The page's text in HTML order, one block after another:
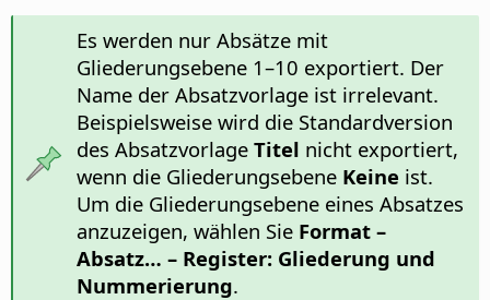
Es werden nur Absätze mit
Gliederungsebene 1–10 exportiert. Der
Name der Absatzvorlage ist irrelevant.
Beispielsweise wird die Standardversion
des Absatzvorlage Titel nicht exportiert,
wenn die Gliederungsebene Keine ist.
Um die Gliederungsebene eines Absatzes
anzuzeigen, wählen Sie Format –
Absatz… – Register: Gliederung und
Nummerierung.